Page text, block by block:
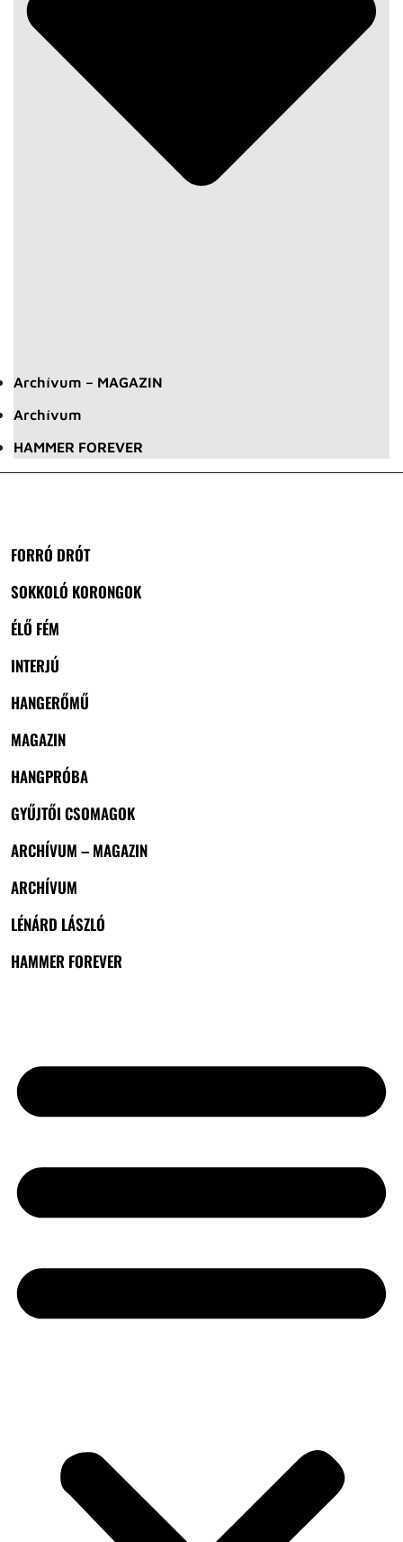
Archívum – MAGAZIN
Archívum
HAMMER FOREVER
FORRÓ DRÓT
SOKKOLÓ KORONGOK
ÉLŐ FÉM
INTERJÚ
HANGERŐMŰ
MAGAZIN
HANGPRÓBA
GYŰJTŐI CSOMAGOK
ARCHÍVUM – MAGAZIN
ARCHÍVUM
LÉNÁRD LÁSZLÓ
HAMMER FOREVER